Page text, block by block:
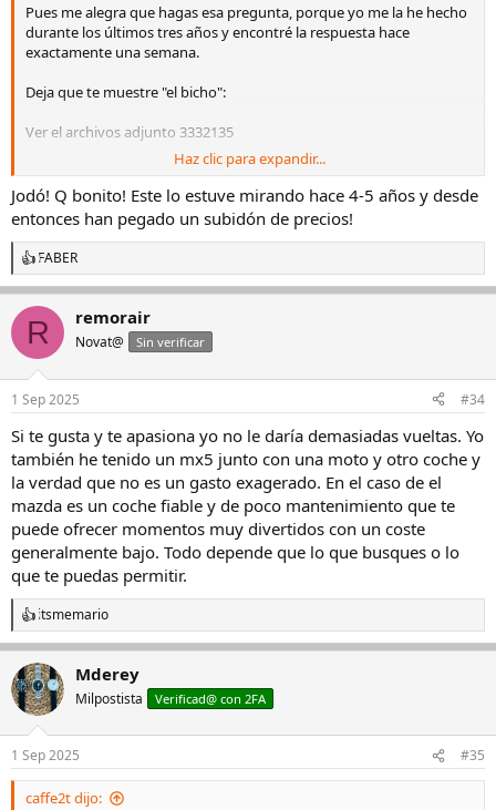
Pues me alegra que hagas esa pregunta, porque yo me la he hecho
durante los últimos tres años y encontré la respuesta hace
exactamente una semana.
Deja que te muestre "el bicho":
Ver el archivos adjunto 3332135
Ver el archivos adjunto 3332136
Ver el archivos adjunto 3332137
Un 124 spider con modificaciones en potencia y par (repro a 182cv),
suspensión, frenos, ruedas...
Una gozada que disfruto muchísimo cada vez que lo uso.
No le des muchas vueltas y, si te animas por este modelo, te
comparto toda la información que pueda proporcionarte.
Haz clic para expandir...
Jodó! Q bonito! Este lo estuve mirando hace 4-5 años y desde
entonces han pegado un subidón de precios!
R
e
c
i
e
:
FABER
R remorair
Novat@ Sin verificar
1 Sep 2025 #34
Si te gusta y te apasiona yo no le daría demasiadas vueltas. Yo
también he tenido un mx5 junto con una moto y otro coche y
la verdad que no es un gasto exagerado. En el caso de el
mazda es un coche fiable y de poco mantenimiento que te
puede ofrecer momentos muy divertidos con un coste
generalmente bajo. Todo depende que lo que busques o lo
que te puedas permitir.
R
e
c
c
i
n
e
s
itsmemario
Mderey
Milpostista Verificad@ con 2FA
1 Sep 2025 #35
caffe2t dijo: